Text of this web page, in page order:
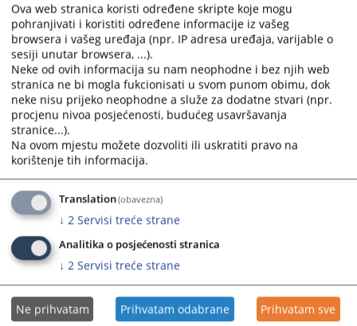
Ova web stranica koristi određene skripte koje mogu
pohranjivati i koristiti određene informacije iz vašeg
browsera i vašeg uređaja (npr. IP adresa uređaja, varijable o
sesiji unutar browsera, ...).
Neke od ovih informacija su nam neophodne i bez njih web
stranica ne bi mogla fukcionisati u svom punom obimu, dok
neke nisu prijeko neophodne a služe za dodatne stvari (npr.
procjenu nivoa posjećenosti, budućeg usavršavanja
stranice...).
Na ovom mjestu možete dozvoliti ili uskratiti pravo na
korištenje tih informacija.
Translation(obavezna)
↓ 2 Servisi treće strane
Analitika o posjećenosti stranica
↓ 2 Servisi treće strane
Ne prihvatam Prihvatam odabrane Prihvatam sve